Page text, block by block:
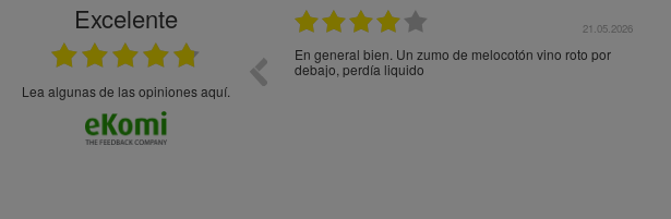
Excelente
Lea algunas de las opiniones aquí.
21.05.2026
En general bien. Un zumo de melocotón vino roto por
debajo, perdía liquido